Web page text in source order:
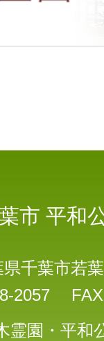
市 平和
千葉市若
2057 FAX
霊園・平和